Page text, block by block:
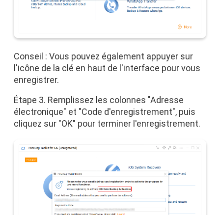
Conseil : Vous pouvez également appuyer sur
l'icône de la clé en haut de l'interface pour vous
enregistrer.
Étape 3. Remplissez les colonnes "Adresse
électronique" et "Code d'enregistrement", puis
cliquez sur "OK" pour terminer l'enregistrement.